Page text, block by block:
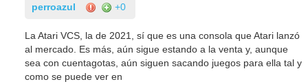
perroazul +0
La Atari VCS, la de 2021, sí que es una consola que Atari lanzó
al mercado. Es más, aún sigue estando a la venta y, aunque
sea con cuentagotas, aún siguen sacando juegos para ella tal y
como se puede ver en